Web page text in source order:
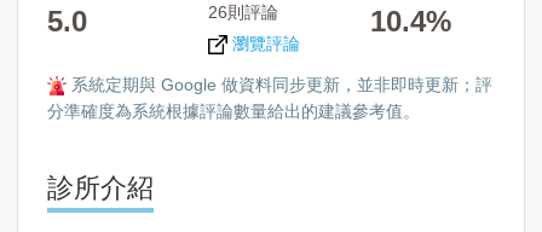
5.0
26則評論
瀏覽評論
10.4%
系統定期與 Google 做資料同步更新，並非即時更新；評
分準確度為系統根據評論數量給出的建議參考值。
診所介紹